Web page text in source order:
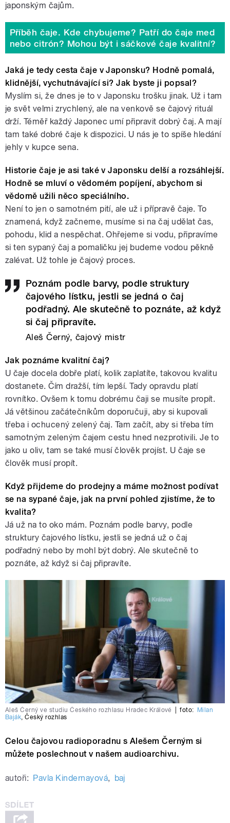
japonským čajům.
Příběh čaje. Kde chybujeme? Patří do čaje med
nebo citrón? Mohou být i sáčkové čaje kvalitní?
Jaká je tedy cesta čaje v Japonsku? Hodně pomalá,
klidnější, vychutnávající si? Jak byste ji popsal?
Myslím si, že dnes je to v Japonsku trošku jinak. Už i tam
je svět velmi zrychlený, ale na venkově se čajový rituál
drží. Téměř každý Japonec umí připravit dobrý čaj. A mají
tam také dobré čaje k dispozici. U nás je to spíše hledání
jehly v kupce sena.
Historie čaje je asi také v Japonsku delší a rozsáhlejší.
Hodně se mluví o vědomém popíjení, abychom si
vědomě užili něco speciálního.
Není to jen o samotném pití, ale už i přípravě čaje. To
znamená, když začneme, musíme si na čaj udělat čas,
pohodu, klid a nespěchat. Ohřejeme si vodu, připravíme
si ten sypaný čaj a pomaličku jej budeme vodou pěkně
zalévat. Už tohle je čajový proces.
Poznám podle barvy, podle struktury
čajového lístku, jestli se jedná o čaj
podřadný. Ale skutečně to poznáte, až když
si čaj připravíte.
Aleš Černý, čajový mistr
Jak poznáme kvalitní čaj?
U čaje docela dobře platí, kolik zaplatíte, takovou kvalitu
dostanete. Čím dražší, tím lepší. Tady opravdu platí
rovnítko. Ovšem k tomu dobrému čaji se musíte propít.
Já většinou začátečníkům doporučuji, aby si kupovali
třeba i ochucený zelený čaj. Tam začít, aby si třeba tím
samotným zeleným čajem cestu hned nezprotivili. Je to
jako u oliv, tam se také musí člověk projíst. U čaje se
člověk musí propít.
Když přijdeme do prodejny a máme možnost podívat
se na sypané čaje, jak na první pohled zjistíme, že to
kvalita?
Já už na to oko mám. Poznám podle barvy, podle
struktury čajového lístku, jestli se jedná už o čaj
podřadný nebo by mohl být dobrý. Ale skutečně to
poznáte, až když si čaj připravíte.
Aleš Černý ve studiu Českého rozhlasu Hradec Králové foto:
Milan
Baják,Český rozhlas
Celou čajovou radioporadnu s Alešem Černým si
můžete poslechnout v našem audioarchivu.
autoři: Pavla Kindernayová, baj